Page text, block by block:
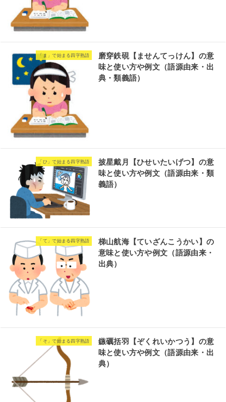
「ま」で始まる四字熟語
磨穿鉄硯【ませんてっけん】の意
味と使い方や例文（語源由来・出
典・類義語）
「ひ」で始まる四字熟語
披星戴月【ひせいたいげつ】の意
味と使い方や例文（語源由来・類
義語）
「て」で始まる四字熟語
梯山航海【ていざんこうかい】の
意味と使い方や例文（語源由来・
出典）
「そ」で始まる四字熟語
鏃礪括羽【ぞくれいかつう】の意
味と使い方や例文（語源由来・出
典）